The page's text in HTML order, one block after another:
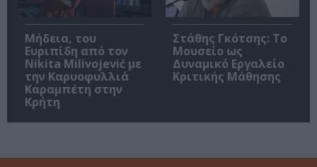
Μήδεια, του
Ευριπίδη από τον
Nikita Milivojević με
την Καρυοφυλλιά
Καραμπέτη στην
Κρήτη
Στάθης Γκότσης: Το
Μουσείο ως
Δυναμικό Εργαλείο
Κριτικής Μάθησης